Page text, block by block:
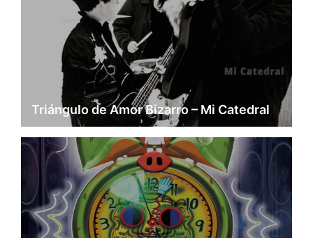
Triángulo de Amor Bizarro – Mi Catedral